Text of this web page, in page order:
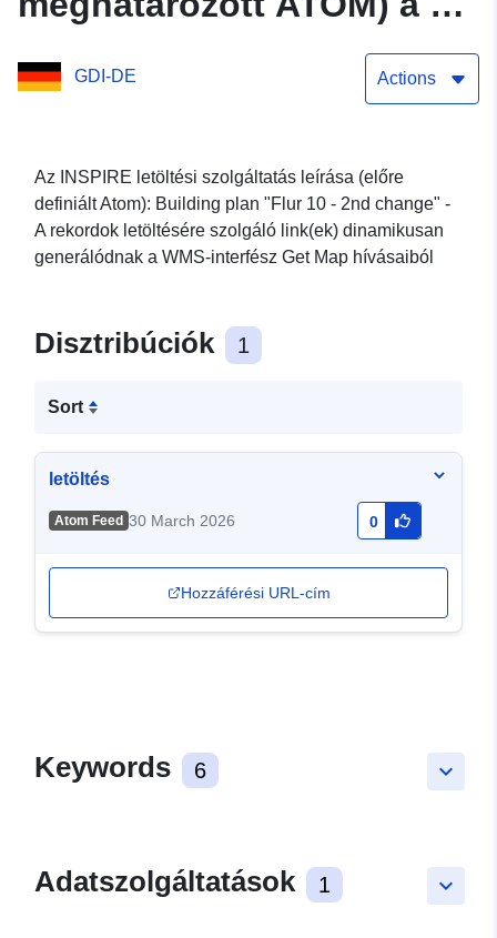
2. adatkészlet-folyosóhoz.
GDI-DE Actions
Az INSPIRE letöltési szolgáltatás leírása (előre
definiált Atom): Building plan "Flur 10 - 2nd change" -
A rekordok letöltésére szolgáló link(ek) dinamikusan
generálódnak a WMS-interfész Get Map hívásaiból
Disztribúciók 1
Sort
letöltés
Atom Feed 30 March 2026 0
Hozzáférési URL-cím
keyboard_arrow_down
Keywords 6
keyboard_arrow_down
Adatszolgáltatások 1